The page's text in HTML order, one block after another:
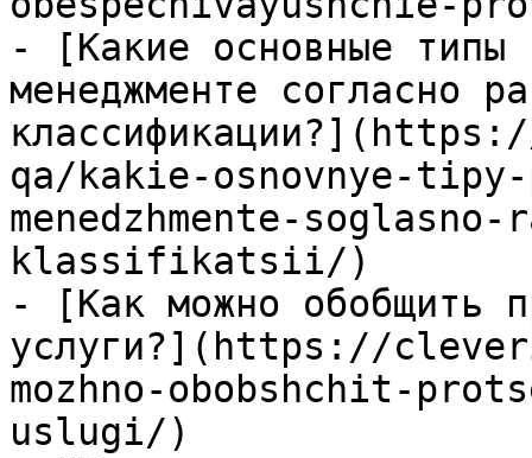
- [Какие основные типы
менеджменте согласно
qa/kakie-osnovnye-
menedzhmente-
klassifikatsii/)
- [Как можно обобщить
услуги?](https://
mozhno-obobshchit-
uslugi/)